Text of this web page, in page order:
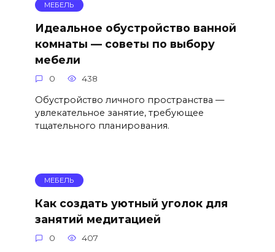
МЕБЕЛЬ
Идеальное обустройство ванной
комнаты — советы по выбору
мебели
0 438
Обустройство личного пространства —
увлекательное занятие, требующее
тщательного планирования.
МЕБЕЛЬ
Как создать уютный уголок для
занятий медитацией
0 407